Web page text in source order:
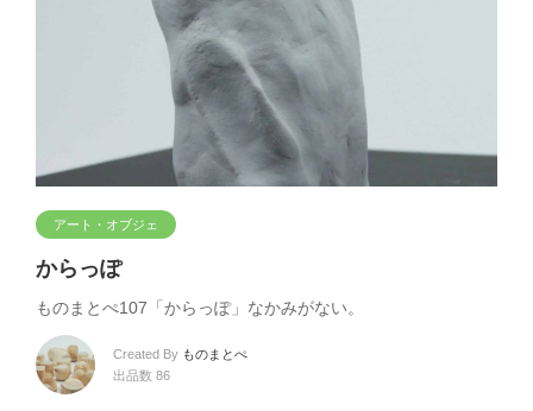
アート・オブジェ
からっぽ
ものまとぺ107「からっぽ」なかみがない。
Created By ものまとぺ
出品数 86